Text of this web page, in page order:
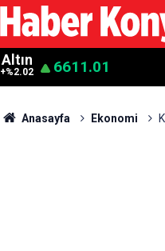
Altın
+%2.02 6611.01
Anasayfa Ekonomi